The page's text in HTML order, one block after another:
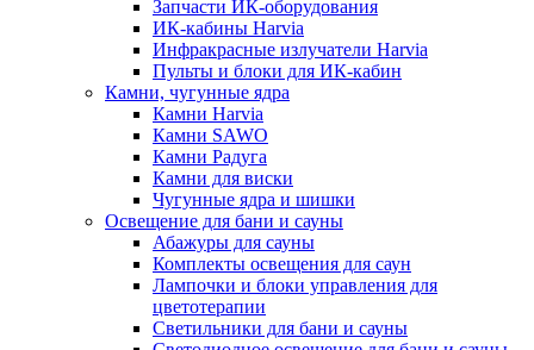
Запчасти ИК-оборудования
ИК-кабины Harvia
Инфракрасные излучатели Harvia
Пульты и блоки для ИК-кабин
Камни, чугунные ядра
Камни Harvia
Камни SAWO
Камни Радуга
Камни для виски
Чугунные ядра и шишки
Освещение для бани и сауны
Абажуры для сауны
Комплекты освещения для саун
Лампочки и блоки управления для
цветотерапии
Светильники для бани и сауны